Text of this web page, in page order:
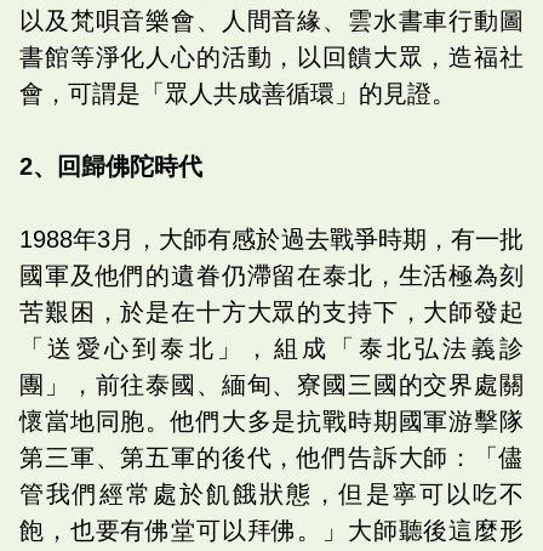
以及梵唄音樂會、人間音緣、雲水書車行動圖
書館等淨化人心的活動，以回饋大眾，造福社
會，可謂是「眾人共成善循環」的見證。
2、回歸佛陀時代
1988年3月，大師有感於過去戰爭時期，有一批
國軍及他們的遺眷仍滯留在泰北，生活極為刻
苦艱困，於是在十方大眾的支持下，大師發起
「送愛心到泰北」，組成「泰北弘法義診
團」，前往泰國、緬甸、寮國三國的交界處關
懷當地同胞。他們大多是抗戰時期國軍游擊隊
第三軍、第五軍的後代，他們告訴大師：「儘
管我們經常處於飢餓狀態，但是寧可以吃不
飽，也要有佛堂可以拜佛。」大師聽後這麼形